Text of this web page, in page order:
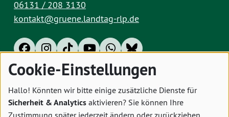
06131 / 208 3130
kontakt@gruene.landtag-rlp.de
Impressum Datenschutz Cookies
Cookie-Einstellungen
Hallo! Könnten wir bitte einige zusätzliche Dienste für
Sicherheit & Analytics aktivieren? Sie können Ihre
Zustimmung später jederzeit ändern oder zurückziehen.